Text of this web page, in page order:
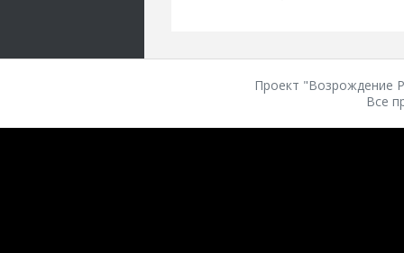
Проект "Возрождение
Все